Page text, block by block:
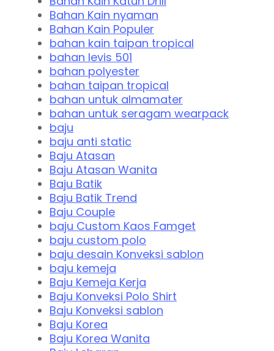
Bahan Kain nyaman
Bahan Kain Populer
bahan kain taipan tropical
bahan levis 501
bahan polyester
bahan taipan tropical
bahan untuk almamater
bahan untuk seragam wearpack
baju
baju anti static
Baju Atasan
Baju Atasan Wanita
Baju Batik
Baju Batik Trend
Baju Couple
baju Custom Kaos Famget
baju custom polo
baju desain Konveksi sablon
baju kemeja
Baju Kemeja Kerja
Baju Konveksi Polo Shirt
Baju Konveksi sablon
Baju Korea
Baju Korea Wanita